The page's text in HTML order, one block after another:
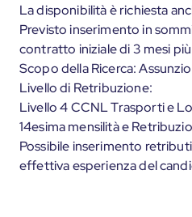
La disponibilità è richiesta
Previsto inserimento in
contratto iniziale di 3 mesi
Scopo della Ricerca:
Livello di Retribuzione:
Livello 4 CCNL Trasporti e
14esima mensilità e
Possibile inserimento
effettiva esperienza del